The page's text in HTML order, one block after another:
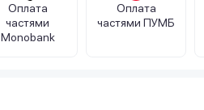
Оплата
частями
Monobank
Оплата
частями ПУМБ